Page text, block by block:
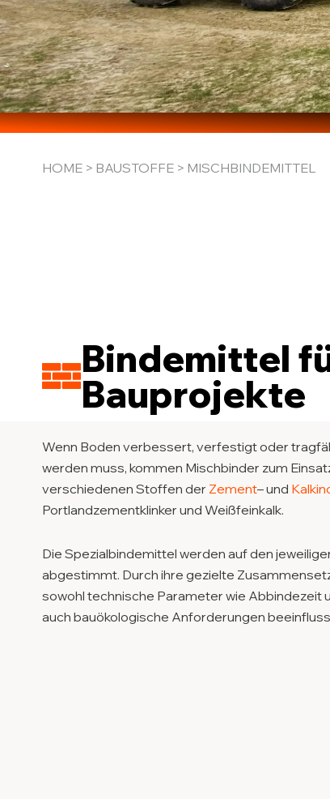
HOME > BAUSTOFFE > MISCHBINDEMITTEL
Bindemittel
Bauprojekte
Wenn Boden verbessert, verfestigt oder
werden muss, kommen Mischbinder zum
verschiedenen Stoffen der Zement– und
Portlandzementklinker und Weißfeinkalk.
Die Spezialbindemittel werden auf den
abgestimmt. Durch ihre gezielte
sowohl technische Parameter wie Abbindezeit
auch bauökologische Anforderungen